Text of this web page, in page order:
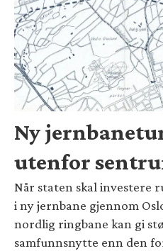
Ny
utenfor
Når staten skal investere
i ny jernbane gjennom
nordlig ringbane kan gi
samfunnsnytte enn den